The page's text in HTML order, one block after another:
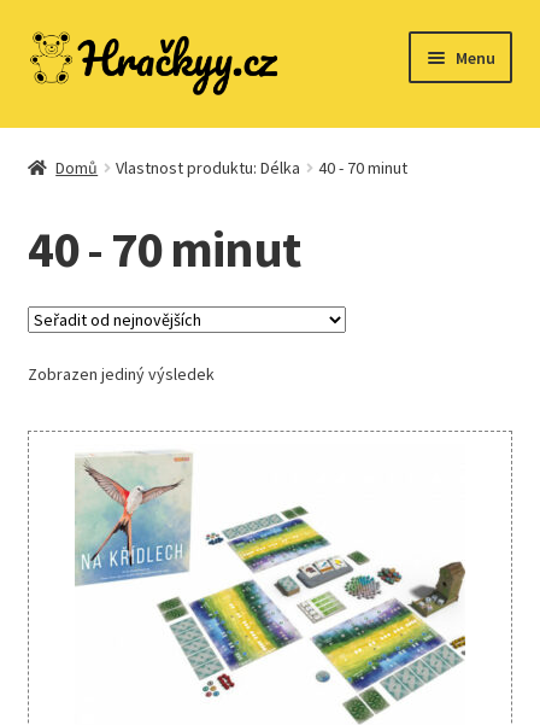
Přeskočit
na
Přejít
k
webu
Menu
Dřevěné hračky
Stavebnice
Expand
child
menu
Kreativní tvoření
Expand
child
menu
Domů Vlastnost produktu: Délka 40 - 70 minut
40 - 70 minut
Zobrazen jediný výsledek